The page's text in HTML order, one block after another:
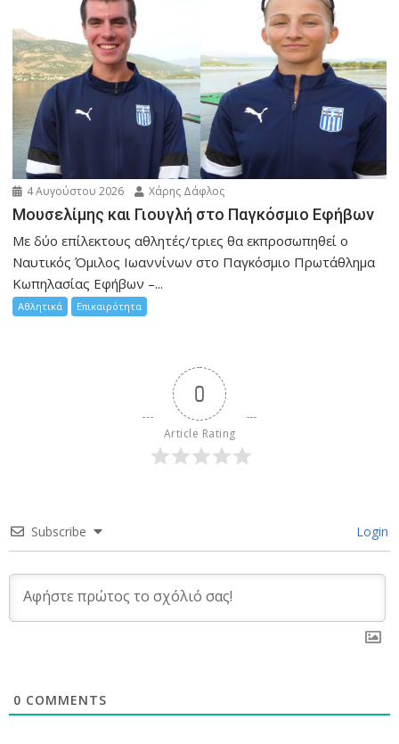
4 Αυγούστου 2026 Χάρης Δάφλος
Μουσελίμης και Γιουγλή στο Παγκόσμιο Εφήβων
Mε δύο επίλεκτους αθλητές/τριες θα εκπροσωπηθεί ο
Ναυτικός Όμιλος Ιωαννίνων στο Παγκόσμιο Πρωτάθλημα
Κωπηλασίας Εφήβων –...
Αθλητικά Επικαιρότητα
0
Article Rating
Subscribe Login
0 COMMENTS